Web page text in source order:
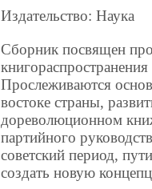
Издательство: Наука
Сборник посвящен
Прослеживаются
востоке страны,
дореволюционном
партийного
советский период,
создать новую